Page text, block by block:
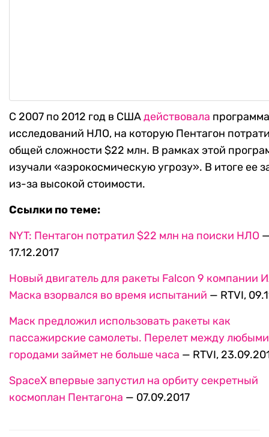
С 2007 по 2012 год в СШАдействовала программа
исследований НЛО, на которую Пентагон
общей сложности $22 млн. В рамках этой
изучали «аэрокосмическую угрозу». В итоге ее
из-за высокой стоимости.
Ссылки по теме:
NYT: Пентагон потратил $22 млн на поиски НЛО
17.12.2017
Новый двигатель для ракеты Falcon 9 компании
Маска взорвался во время испытаний — RTVI,
Маск предложил использовать ракеты как
пассажирские самолеты. Перелет между любыми
городами займет не больше часа — RTVI,
SpaceX впервые запустил на орбиту секретный
космоплан Пентагона — 07.09.2017